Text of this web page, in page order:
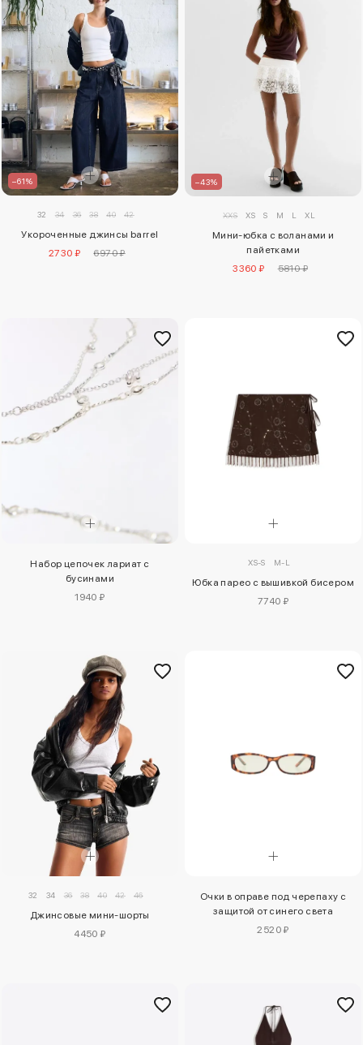
–61%
32 34 36 38 40 42
Укороченные джинсы barrel
2730 ₽
6970 ₽
–43%
XXS XS S M L XL
Мини-юбка с воланами и
пайетками
3360 ₽
5810 ₽
Набор цепочек лариат с
бусинами
1940 ₽
XS-S M-L
Юбка парео с вышивкой бисером
7740 ₽
32 34 36 38 40 42 46
Джинсовые мини-шорты
4450 ₽
Очки в оправе под черепаху с
защитой от синего света
2520 ₽